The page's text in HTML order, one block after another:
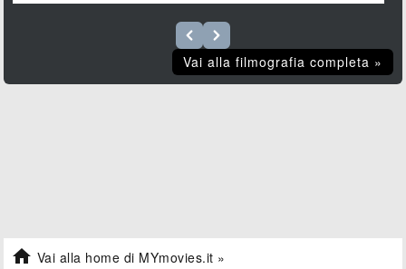
Vai alla filmografia completa »
 Vai alla home di MYmovies.it »